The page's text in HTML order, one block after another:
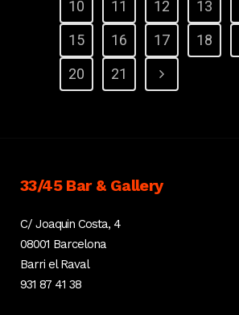
10
11 12 13
15
16 17 18
20
21
33/45 Bar & Gallery
C/ Joaquin Costa, 4
08001 Barcelona
Barri el Raval
931 87 41 38